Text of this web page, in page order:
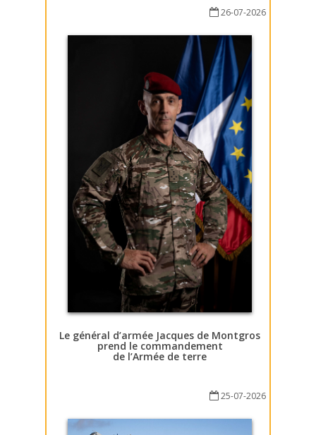
26-07-2026
Le général d’armée Jacques de Montgros
prend le commandement
de l’Armée de terre
25-07-2026